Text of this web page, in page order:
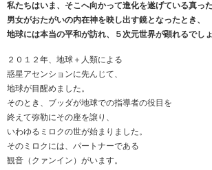
私たちはいま、そこへ向かって進化を遂げている真っ
男女がおたがいの内在神を映し出す鏡となったとき、
地球には本当の平和が訪れ、５次元世界が顕れるでしょ
２０１２年、地球＋人類による
惑星アセンションに先んじて、
地球が目醒めました。
そのとき、ブッダが地球での指導者の役目を
終えて弥勒にその座を譲り、
いわゆるミロクの世が始まりました。
そのミロクには、パートナーである
観音（クァンイン）がいます。